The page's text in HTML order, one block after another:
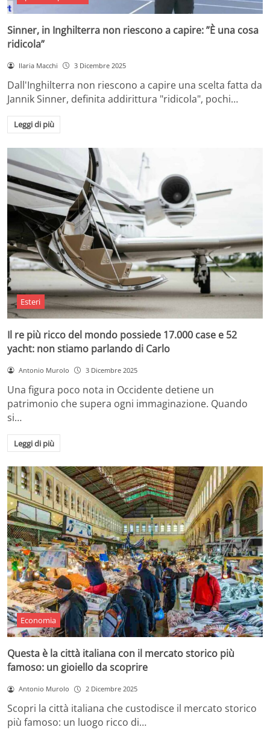
Sinner, in Inghilterra non riescono a capire: ”È una cosa
ridicola”
Ilaria Macchi 3 Dicembre 2025
Dall'Inghilterra non riescono a capire una scelta fatta da
Jannik Sinner, definita addirittura "ridicola", pochi…
Leggi di più
Esteri
Il re più ricco del mondo possiede 17.000 case e 52
yacht: non stiamo parlando di Carlo
Antonio Murolo 3 Dicembre 2025
Una figura poco nota in Occidente detiene un
patrimonio che supera ogni immaginazione. Quando
si…
Leggi di più
Economia
Questa è la città italiana con il mercato storico più
famoso: un gioiello da scoprire
Antonio Murolo 2 Dicembre 2025
Scopri la città italiana che custodisce il mercato storico
più famoso: un luogo ricco di…